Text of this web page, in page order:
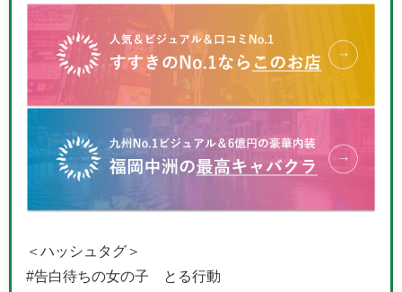
＜ハッシュタグ＞
#告白待ちの女の子 とる行動